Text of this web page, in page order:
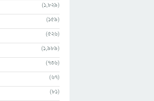
(1,829)
(159)
(526)
(1,989)
(736)
(67)
(81)